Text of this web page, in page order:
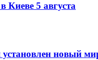
Киеве 5 августа
новый